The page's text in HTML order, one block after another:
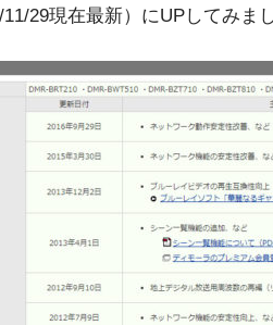
11/29現在最新）にUPしてみま